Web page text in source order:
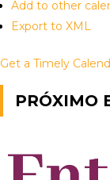
Add to other
Export to XML
Get a Timely
PRÓXIMO